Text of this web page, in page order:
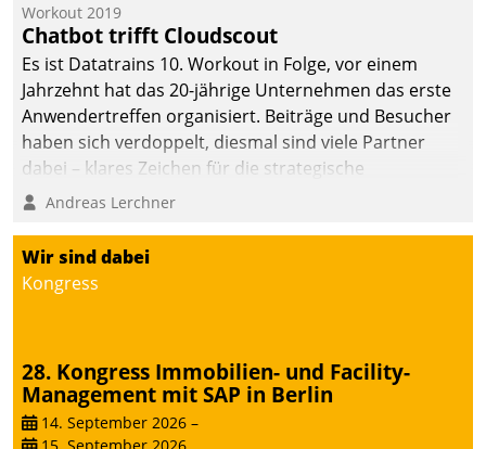
Workout 2019
Chatbot trifft Cloudscout
Es ist Datatrains 10. Workout in Folge, vor einem
Jahrzehnt hat das 20-jährige Unternehmen das erste
Anwendertreffen organisiert. Beiträge und Besucher
haben sich verdoppelt, diesmal sind viele Partner
dabei – klares Zeichen für die strategische
Fokussierung auf den Kunden.
Andreas Lerchner
Wir sind dabei
Kongress
28. Kongress Immobilien- und Facility-
Management mit SAP in Berlin
14. September 2026 –
15. September 2026